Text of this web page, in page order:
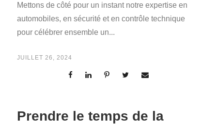
Mettons de côté pour un instant notre expertise en
automobiles, en sécurité et en contrôle technique
pour célébrer ensemble un...
JUILLET 26, 2024
Prendre le temps de la